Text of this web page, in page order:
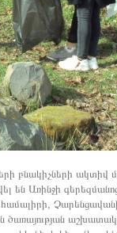
բնակիչների ակտիվ
Առինջի
Չարենցավանի